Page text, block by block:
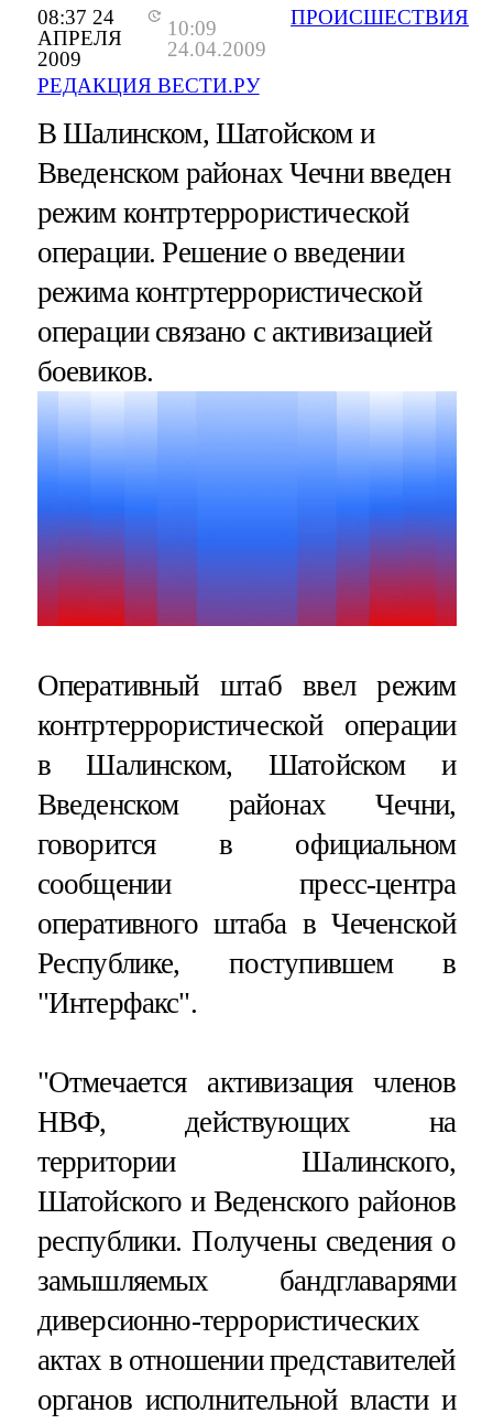
08:37 24
АПРЕЛЯ
2009
10:09
24.04.2009
РЕДАКЦИЯ ВЕСТИ.РУ
ПРОИСШЕСТВИЯ
В Шалинском, Шатойском и
Введенском районах Чечни введен
режим контртеррористической
операции. Решение о введении
режима контртеррористической
операции связано с активизацией
боевиков.
Оперативный штаб ввел режим
контртеррористической операции
в Шалинском, Шатойском и
Введенском районах Чечни,
говорится в официальном
сообщении пресс-центра
оперативного штаба в Чеченской
Республике, поступившем в
"Интерфакс".
"Отмечается активизация членов
НВФ, действующих на
территории Шалинского,
Шатойского и Веденского районов
республики. Получены сведения о
замышляемых бандглаварями
диверсионно-террористических
актах в отношении представителей
органов исполнительной власти и